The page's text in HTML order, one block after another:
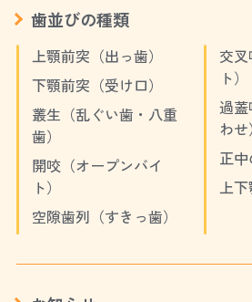
歯並びの種類
上顎前突（出っ歯）
下顎前突（受け口）
叢生（乱ぐい歯・八重
歯）
開咬（オープンバイ
ト）
空隙歯列（すきっ歯）
交
ト）
過
わせ）
正
上